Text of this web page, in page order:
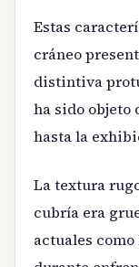
Estas
cráneo
distintiva
ha sido objeto
hasta la
La textura
cubría era
actuales